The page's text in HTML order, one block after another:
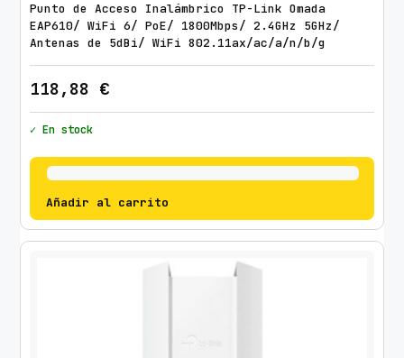
Punto de Acceso Inalámbrico TP-Link Omada
EAP610/ WiFi 6/ PoE/ 1800Mbps/ 2.4GHz 5GHz/
Antenas de 5dBi/ WiFi 802.11ax/ac/a/n/b/g
118,88 €
✓ En stock
Añadir al carrito